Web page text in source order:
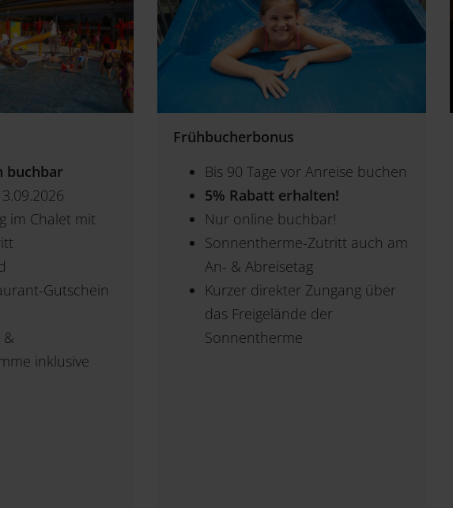
buchbar
im Chalet mit
Gutschein
&
inklusive
Frühbucherbonus
Bis 90 Tage vor Anreise buchen
5% Rabatt erhalten!
Nur online buchbar!
Sonnentherme-Zutritt auch am
An- & Abreisetag
Kurzer direkter Zungang über
das Freigelände der
Sonnentherme